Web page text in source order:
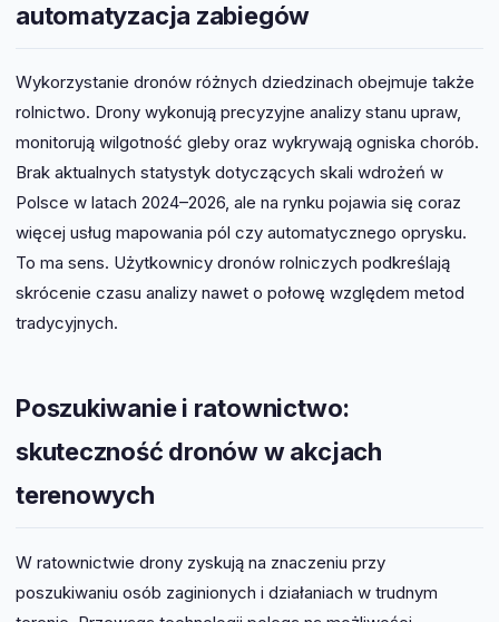
automatyzacja zabiegów
Wykorzystanie dronów różnych dziedzinach obejmuje także
rolnictwo. Drony wykonują precyzyjne analizy stanu upraw,
monitorują wilgotność gleby oraz wykrywają ogniska chorób.
Brak aktualnych statystyk dotyczących skali wdrożeń w
Polsce w latach 2024–2026, ale na rynku pojawia się coraz
więcej usług mapowania pól czy automatycznego oprysku.
To ma sens. Użytkownicy dronów rolniczych podkreślają
skrócenie czasu analizy nawet o połowę względem metod
tradycyjnych.
Poszukiwanie i ratownictwo:
skuteczność dronów w akcjach
terenowych
W ratownictwie drony zyskują na znaczeniu przy
poszukiwaniu osób zaginionych i działaniach w trudnym